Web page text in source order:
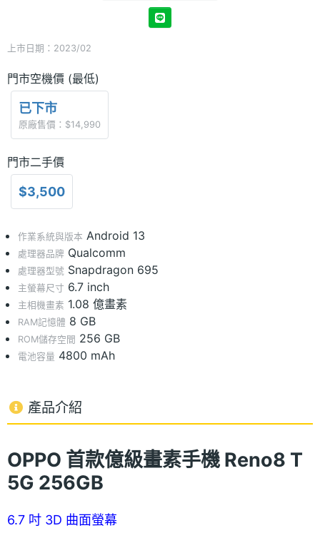
上市日期：2023/02
門市空機價 (最低)
已下市
原廠售價：$14,990
門市二手價
$3,500
作業系統與版本 Android 13
處理器品牌 Qualcomm
處理器型號 Snapdragon 695
主螢幕尺寸 6.7 inch
主相機畫素 1.08 億畫素
RAM記憶體 8 GB
ROM儲存空間 256 GB
電池容量 4800 mAh
產品介紹
OPPO 首款億級畫素手機 Reno8 T
5G 256GB
6.7 吋 3D 曲面螢幕